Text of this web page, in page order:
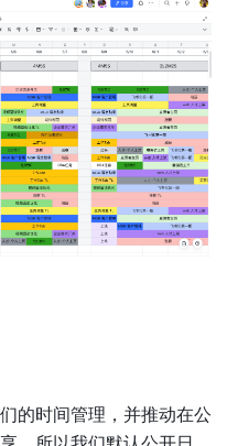
的时间管理，并推动在公